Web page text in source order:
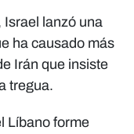
lanzó una
ha causado más
Irán que insiste
tregua.
Líbano forme